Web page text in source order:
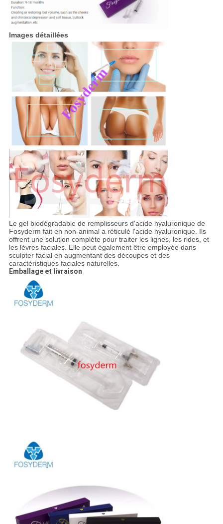
Images détaillées
Le gel biodégradable de remplisseurs d'acide hyaluronique de
Fosyderm fait en non-animal a réticulé l'acide hyaluronique. Ils
offrent une solution complète pour traiter les lignes, les rides, et
les lèvres faciales. Elle peut également être employée dans
sculpter facial en augmentant des découpes et des
caractéristiques faciales naturelles.
Emballage et livraison